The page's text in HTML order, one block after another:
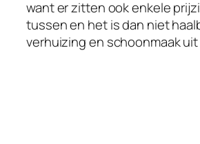
want er zitten ook enkele
tussen en het is dan niet
verhuizing en schoonmaak